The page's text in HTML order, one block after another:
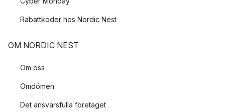
Rabattkoder hos Nordic Nest
OM NORDIC NEST
Om oss
Omdömen
Det ansvarsfulla företaget